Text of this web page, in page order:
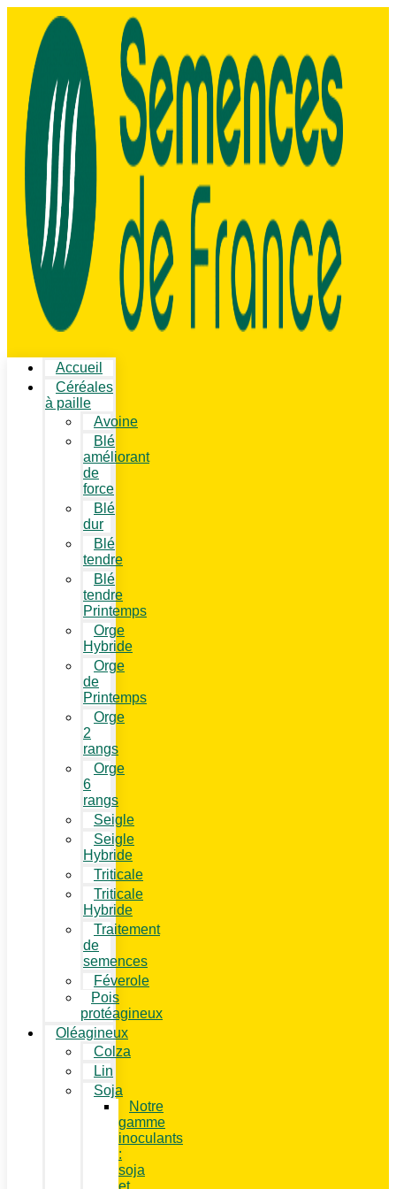
Accueil
Céréales
à paille
Avoine
Blé
améliorant
de
force
Blé
dur
Blé
tendre
Blé
tendre
Printemps
Orge
Hybride
Orge
de
Printemps
Orge
2
rangs
Orge
6
rangs
Seigle
Seigle
Hybride
Triticale
Triticale
Hybride
Traitement
de
semences
Féverole
Pois
protéagineux
Oléagineux
Colza
Lin
Soja
Notre
gamme
inoculants
:
soja
et